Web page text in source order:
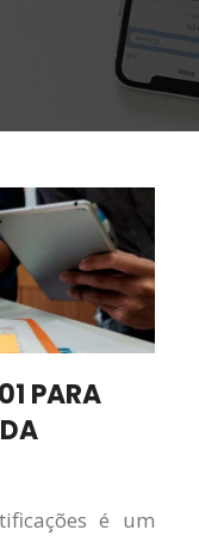
PARA
é um